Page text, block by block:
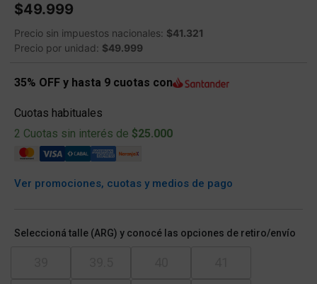
$49.999
Precio sin impuestos nacionales: $41.321
Precio por unidad: $49.999
35% OFF y hasta 9 cuotas con
Cuotas habituales
2 Cuotas sin interés de $25.000
Ver promociones, cuotas y medios de pago
Seleccioná talle (ARG) y conocé las opciones de retiro/envío